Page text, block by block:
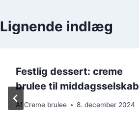
Lignende indlæg
Festlig dessert: creme
brulee til middagsselskab
AfCreme brulee 8. december 2024